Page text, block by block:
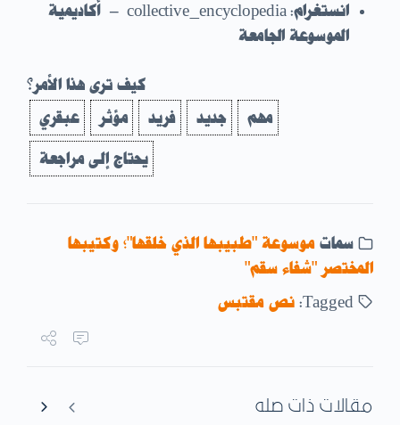
انستغرام: collective_encyclopedia – أكاديمية
الموسوعة الجامعة
كيف ترى هذا الأمر؟
مهم
جديد فريد مؤثر عبقري
يحتاج إلى مراجعة
سمات موسوعة "طبيبها الذي خلقها"؛ وكتيبها
المختصر "شفاء سقم"
نص مقتبس
مقالات ذات صله